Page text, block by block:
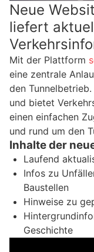
Neue
liefert
Mit der Plattform
eine zentrale
den
und bietet
einen einfachen
und rund um den
Inhalte der
Laufend
Infos zu
Baustellen
Hinweise zu
Geschichte